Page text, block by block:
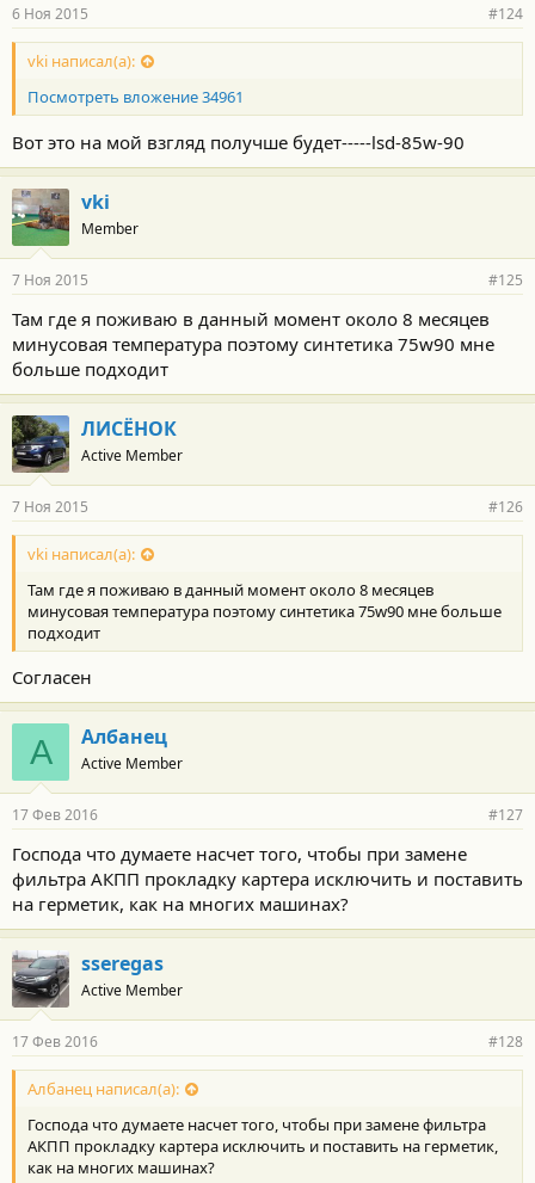
6 Ноя 2015 #124
vki написал(а):
Посмотреть вложение 34961
Вот это на мой взгляд получше будет-----lsd-85w-90
vki
Member
7 Ноя 2015 #125
Там где я поживаю в данный момент около 8 месяцев
минусовая температура поэтому синтетика 75w90 мне
больше подходит
ЛИСЁНОК
Active Member
7 Ноя 2015 #126
vki написал(а):
Там где я поживаю в данный момент около 8 месяцев
минусовая температура поэтому синтетика 75w90 мне больше
подходит
Согласен
А Албанец
Active Member
17 Фев 2016 #127
Господа что думаете насчет того, чтобы при замене
фильтра АКПП прокладку картера исключить и поставить
на герметик, как на многих машинах?
sseregas
Active Member
17 Фев 2016 #128
Албанец написал(а):
Господа что думаете насчет того, чтобы при замене фильтра
АКПП прокладку картера исключить и поставить на герметик,
как на многих машинах?